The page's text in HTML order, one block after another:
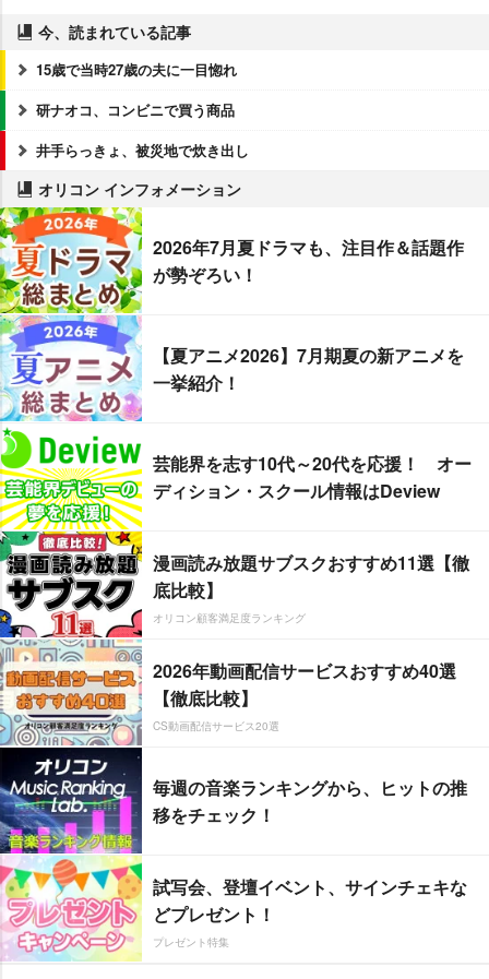
今、読まれている記事
15歳で当時27歳の夫に一目惚れ
研ナオコ、コンビニで買う商品
井手らっきょ、被災地で炊き出し
オリコン インフォメーション
2026年7月夏ドラマも、注目作＆話題作
が勢ぞろい！
【夏アニメ2026】7月期夏の新アニメを
一挙紹介！
芸能界を志す10代～20代を応援！ オー
ディション・スクール情報はDeview
漫画読み放題サブスクおすすめ11選【徹
底比較】
オリコン顧客満足度ランキング
2026年動画配信サービスおすすめ40選
【徹底比較】
CS動画配信サービス20選
毎週の音楽ランキングから、ヒットの推
移をチェック！
試写会、登壇イベント、サインチェキな
どプレゼント！
プレゼント特集